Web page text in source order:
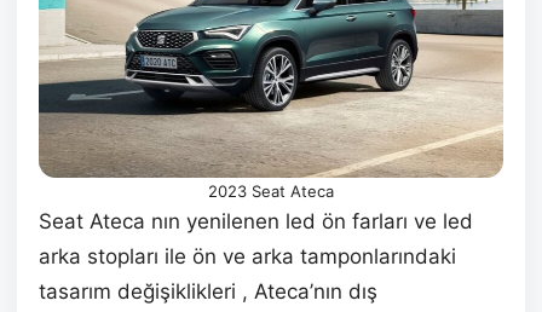
2023 Seat Ateca
Seat Ateca nın yenilenen led ön farları ve led
arka stopları ile ön ve arka tamponlarındaki
tasarım değişiklikleri , Ateca’nın dış